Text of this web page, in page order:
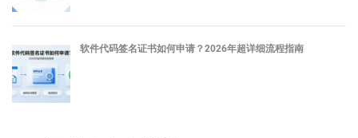
软件代码签名证书如何申请？2026年超详细流程指南